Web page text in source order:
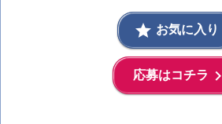
grade お気に入り
応募はコチラ keyboard_arrow_right